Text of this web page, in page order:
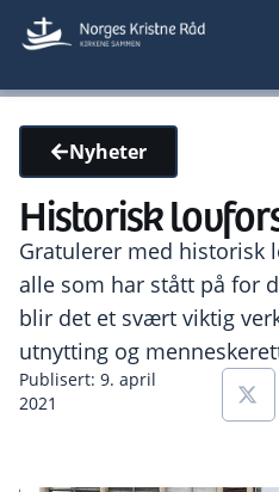
Nyheter
Historisk
Gratulerer med historisk
alle som har stått på for
blir det et svært viktig
utnytting og
Publisert: 9. april
2021